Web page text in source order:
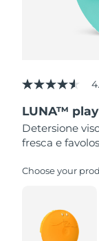
4.5
of
5
stars,
average
value.
Read
Same
page
link.
LUNA™
Detersione
fresca e
Choose your